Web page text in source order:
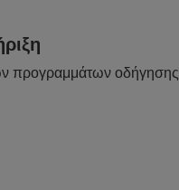
προγραμμάτων οδήγησης